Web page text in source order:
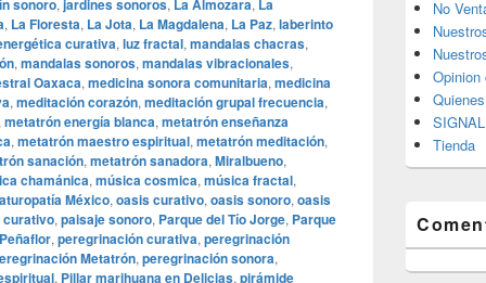
sonoro, jardines sonoros, La Almozara, La
, La Floresta, La Jota, La Magdalena, La Paz, laberinto
curativa, luz fractal, mandalas chacras,
, mandalas sonoros, mandalas vibracionales,
Oaxaca, medicina sonora comunitaria, medicina
, meditación corazón, meditación grupal frecuencia,
metatrón energía blanca, metatrón enseñanza
, metatrón maestro espiritual, metatrón meditación,
sanación, metatrón sanadora, Miralbueno,
chamánica, música cosmica, música fractal,
México, oasis curativo, oasis sonoro, oasis
curativo, paisaje sonoro, Parque del Tío Jorge, Parque
Peñaflor, peregrinación curativa, peregrinación
Metatrón, peregrinación sonora,
, Pillar marihuana en Delicias, pirámide
No
Tienda